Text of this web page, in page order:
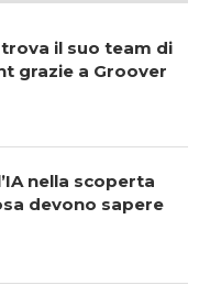
trova il suo team di
grazie a Groover
nella scoperta
devono sapere